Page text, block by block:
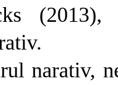
(2013),
narativ,